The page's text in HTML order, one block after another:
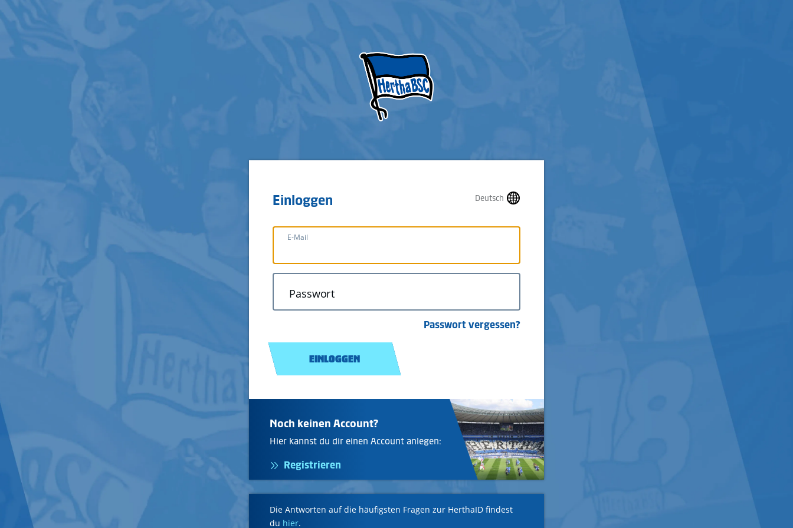
Deutsch
Einloggen
E-Mail
Passwort
Passwort vergessen?
EINLOGGEN
Noch keinen Account?
Hier kannst du dir einen Account anlegen:
Registrieren
Die Antworten auf die häufigsten Fragen zur HerthaID findest
du hier.